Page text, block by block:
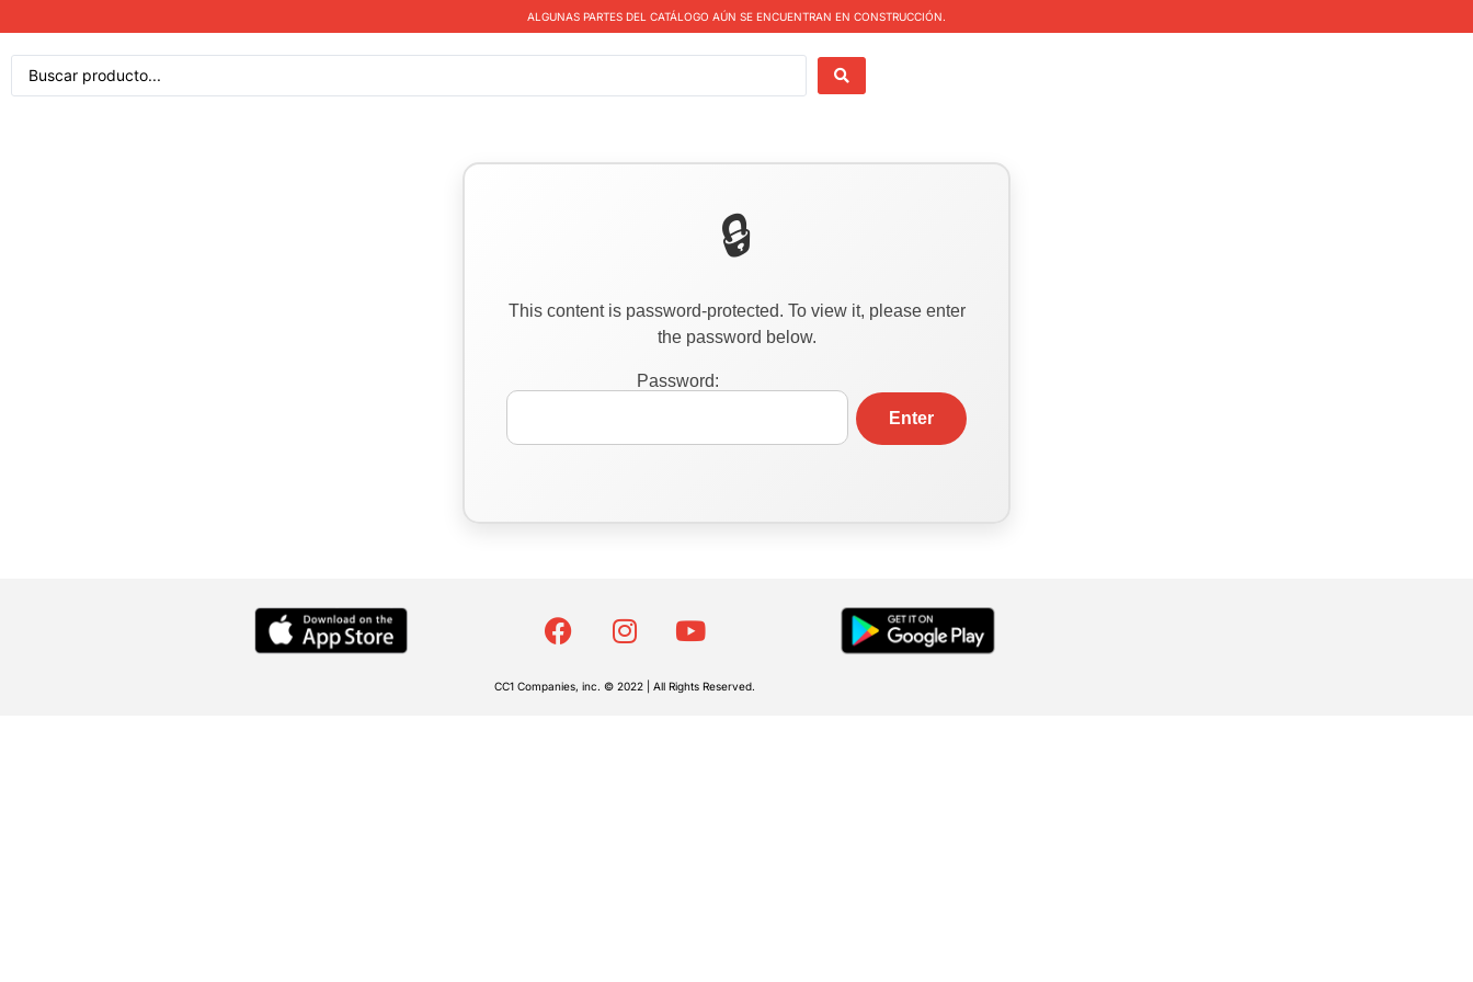
ALGUNAS PARTES DEL CATÁLOGO AÚN SE ENCUENTRAN EN CONSTRUCCIÓN.
This content is password-protected. To view it, please enter
the password below.
Password:
CC1 Companies, inc. © 2022 | All Rights Reserved.